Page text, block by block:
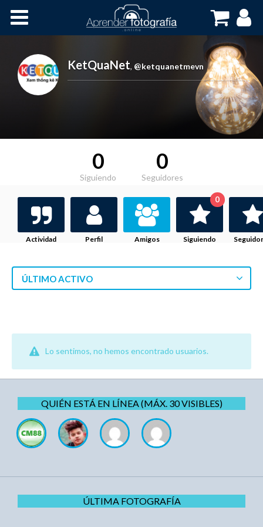
Cursos OnLine
KetQuaNet, @ketquanetmevn
0
Siguiendo
0
Seguidores
Actividad Perfil Amigos Siguiendo
0
ÚLTIMO ACTIVO
Lo sentimos, no hemos encontrado usuarios.
QUIÉN ESTÁ EN LÍNEA (MÁX. 30 VISIBLES)
ÚLTIMA FOTOGRAFÍA